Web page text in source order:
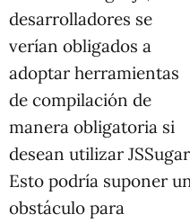
desarrolladores se
verían obligados a
adoptar herramientas
de compilación de
manera obligatoria si
desean utilizar
Esto podría suponer
obstáculo para